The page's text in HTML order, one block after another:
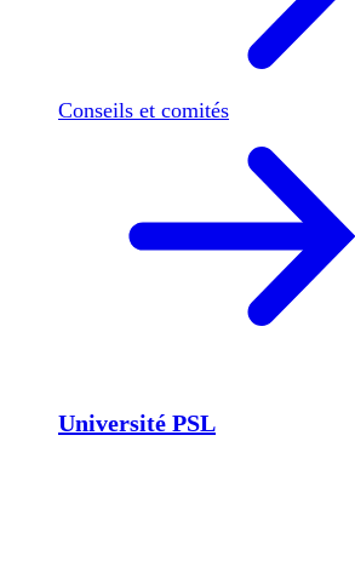
Conseils et comités
Université PSL